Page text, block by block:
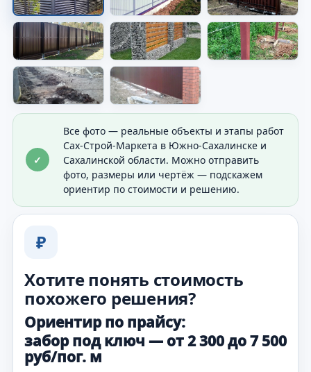
Забор вдоль участка
Видно готовое решение по периметру
участка.
✓
Все фото — реальные объекты и этапы работ
Сах-Строй-Маркета в Южно-Сахалинске и
Сахалинской области. Можно отправить
фото, размеры или чертёж — подскажем
ориентир по стоимости и решению.
₽
Хотите понять стоимость
похожего решения?
Ориентир по прайсу:
забор под ключ — от 2 300 до 7 500
руб/пог. м